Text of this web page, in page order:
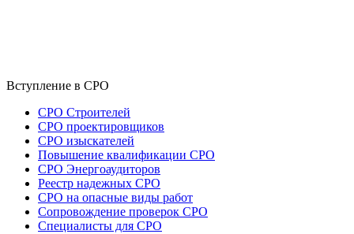
Вступление в СРО
СРО Строителей
СРО проектировщиков
СРО изыскателей
Повышение квалификации СРО
СРО Энергоаудиторов
Реестр надежных СРО
СРО на опасные виды работ
Сопровождение проверок СРО
Специалисты для СРО